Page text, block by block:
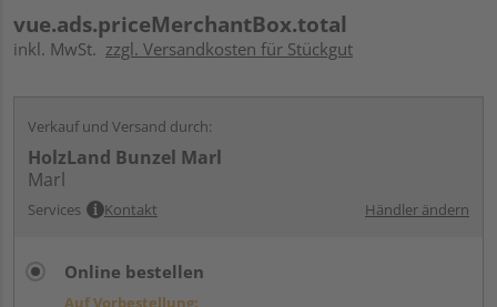
vue.ads.priceMerchantBox.total
inkl. MwSt. zzgl. Versandkosten für Stückgut
Verkauf und Versand durch:
HolzLand Bunzel Marl
Marl
Services Kontakt Händler ändern
Online bestellen
Auf Vorbestellung: